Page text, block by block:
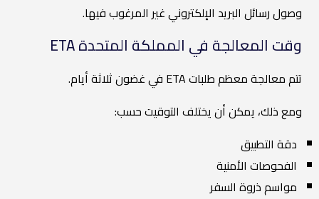
وصول رسائل البريد الإلكتروني غير المرغوب فيها.
وقت المعالجة في المملكة المتحدة ETA
تتم معالجة معظم طلبات ETA في غضون ثلاثة أيام.
ومع ذلك، يمكن أن يختلف التوقيت حسب:
دقة التطبيق
الفحوصات الأمنية
مواسم ذروة السفر